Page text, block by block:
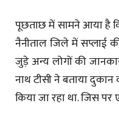
पूछताछ में सामने आया है
नैनीताल जिले में सप्लाई
जुड़े अन्य लोगों की
नाथ टीसी ने बताया
किया जा रहा था. जिस